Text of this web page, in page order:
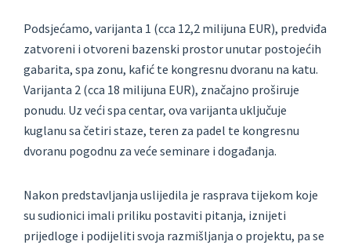
Podsjećamo, varijanta 1 (cca 12,2 milijuna EUR), predviđa
zatvoreni i otvoreni bazenski prostor unutar postojećih
gabarita, spa zonu, kafić te kongresnu dvoranu na katu.
Varijanta 2 (cca 18 milijuna EUR), značajno proširuje
ponudu. Uz veći spa centar, ova varijanta uključuje
kuglanu sa četiri staze, teren za padel te kongresnu
dvoranu pogodnu za veće seminare i događanja.
Nakon predstavljanja uslijedila je rasprava tijekom koje
su sudionici imali priliku postaviti pitanja, iznijeti
prijedloge i podijeliti svoja razmišljanja o projektu, pa se